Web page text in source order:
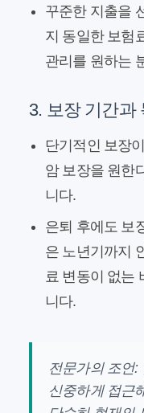
꾸준한 지출을
지 동일한 보험
관리를 원하는
3. 보장 기간과
단기적인 보장
암 보장을 원한
니다.
은퇴 후에도 보
은 노년기까지
료 변동이 없는
니다.
전문가의 조언:
신중하게 접근